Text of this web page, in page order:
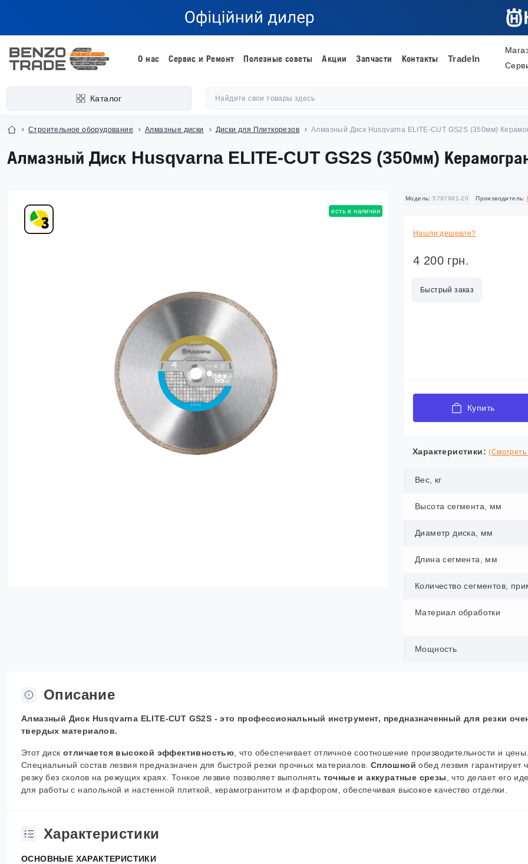
О нас Сервис и Ремонт Полезные советы Акции Запчасти Контакты TradeIn
Каталог
Строительное оборудование Алмазные диски Диски для Плиткорезов Алмазный Диск Husqvarna ELITE-CUT GS2S (350мм)
Алмазный Диск Husqvarna ELITE-CUT GS2S (350мм)
есть в наличии
Модель: 5797981-20 Производитель:
Нашли дешевле?
4 200 грн.
Быстрый заказ
Купить
Характеристики: (Смотреть
Вес, кг
Высота сегмента, мм
Диаметр диска, мм
Длина сегмента, мм
Количество сегментов,
Материал обработки
Мощность
Описание
Алмазный Диск Husqvarna ELITE-CUT GS2S - это профессиональный инструмент, предназначенный для резки
твердых материалов.
Этот диск отличается высокой эффективностью , что обеспечивает отличное соотношение производительности и цены.
Специальный состав лезвия предназначен для быстрой резки прочных материалов. Сплошной обед лезвия гарантирует
резку без сколов на режущих краях. Тонкое лезвие позволяет выполнять точные и аккуратные срезы
, что делает его
для работы с напольной и настенной плиткой, керамогранитом и фарфором, обеспечивая высокое качество отделки.
Характеристики
ОСНОВНЫЕ ХАРАКТЕРИСТИКИ